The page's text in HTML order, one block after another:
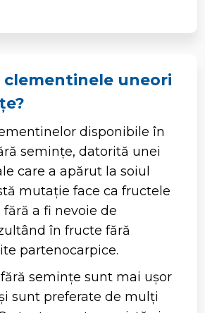
clementinele uneori
disponibile în
semințe, datorită unei
care a apărut la soiul
mutație face ca fructele
fără a fi nevoie de
în fructe fără
partenocarpice.
semințe sunt mai ușor
sunt preferate de mulți